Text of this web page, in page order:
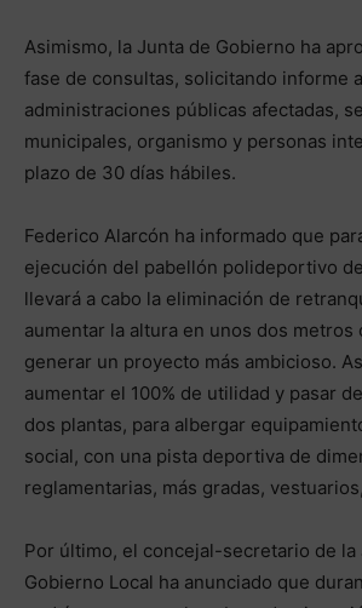
Asimismo, la Junta de Gobierno ha
fase de consultas, solicitando informe
administraciones públicas afectadas,
municipales, organismo y personas
plazo de 30 días hábiles.
Federico Alarcón ha informado que
ejecución del pabellón polideportivo
llevará a cabo la eliminación de
aumentar la altura en unos dos metros
generar un proyecto más ambicioso.
aumentar el 100% de utilidad y pasar
dos plantas, para albergar
social, con una pista deportiva de
reglamentarias, más gradas,
Por último, el concejal-secretario de la
Gobierno Local ha anunciado que